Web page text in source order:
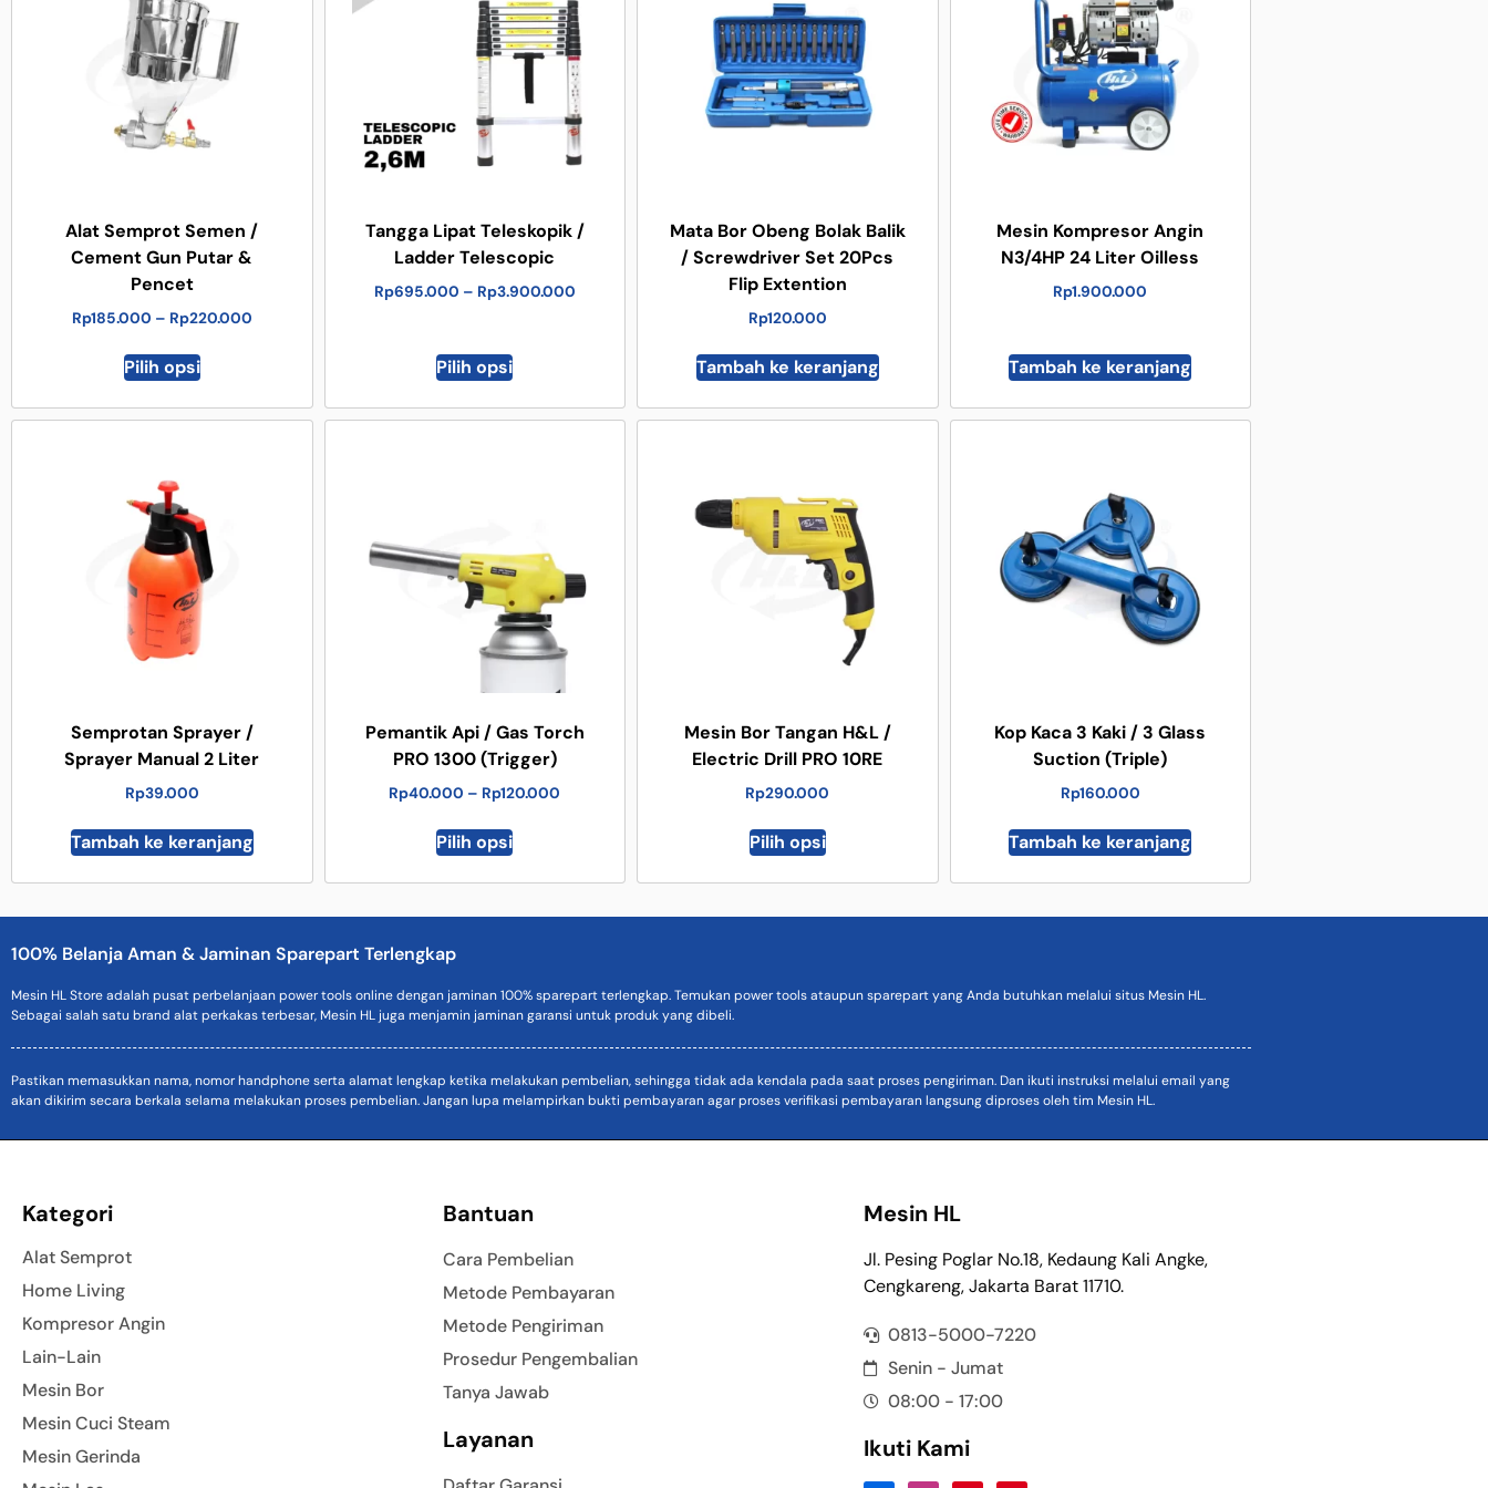
Alat Semprot Semen /
Cement Gun Putar &
Pencet
Rp185.000 – Rp220.000
Pilih opsi
Tangga Lipat Teleskopik /
Ladder Telescopic
Rp695.000 – Rp3.900.000
Pilih opsi
Mata Bor Obeng Bolak Balik
/ Screwdriver Set 20Pcs
Flip Extention
Rp120.000
Tambah ke keranjang
Mesin Kompresor Angin
N3/4HP 24 Liter Oilless
Rp1.900.000
Tambah ke keranjang
Semprotan Sprayer /
Sprayer Manual 2 Liter
Rp39.000
Tambah ke keranjang
Pemantik Api / Gas Torch
PRO 1300 (Trigger)
Rp40.000 – Rp120.000
Pilih opsi
Mesin Bor Tangan H&L /
Electric Drill PRO 10RE
Rp290.000
Pilih opsi
Kop Kaca 3 Kaki / 3 Glass
Suction (Triple)
Rp160.000
Tambah ke keranjang
100% Belanja Aman & Jaminan Sparepart Terlengkap
Mesin HL Store adalah pusat perbelanjaan power tools online dengan jaminan 100% sparepart terlengkap. Temukan power tools ataupun sparepart yang Anda butuhkan melalui situs Mesin HL.
Sebagai salah satu brand alat perkakas terbesar, Mesin HL juga menjamin jaminan garansi untuk produk yang dibeli.
Pastikan memasukkan nama, nomor handphone serta alamat lengkap ketika melakukan pembelian, sehingga tidak ada kendala pada saat proses pengiriman. Dan ikuti instruksi melalui email yang
akan dikirim secara berkala selama melakukan proses pembelian. Jangan lupa melampirkan bukti pembayaran agar proses verifikasi pembayaran langsung diproses oleh tim Mesin HL.
Kategori
Alat Semprot
Home Living
Kompresor Angin
Lain-Lain
Mesin Bor
Mesin Cuci Steam
Mesin Gerinda
Bantuan
Cara Pembelian
Metode Pembayaran
Metode Pengiriman
Prosedur Pengembalian
Tanya Jawab
Layanan
Mesin HL
Jl. Pesing Poglar No.18, Kedaung Kali Angke,
Cengkareng, Jakarta Barat 11710.
0813-5000-7220
Senin - Jumat
08:00 - 17:00
Ikuti Kami